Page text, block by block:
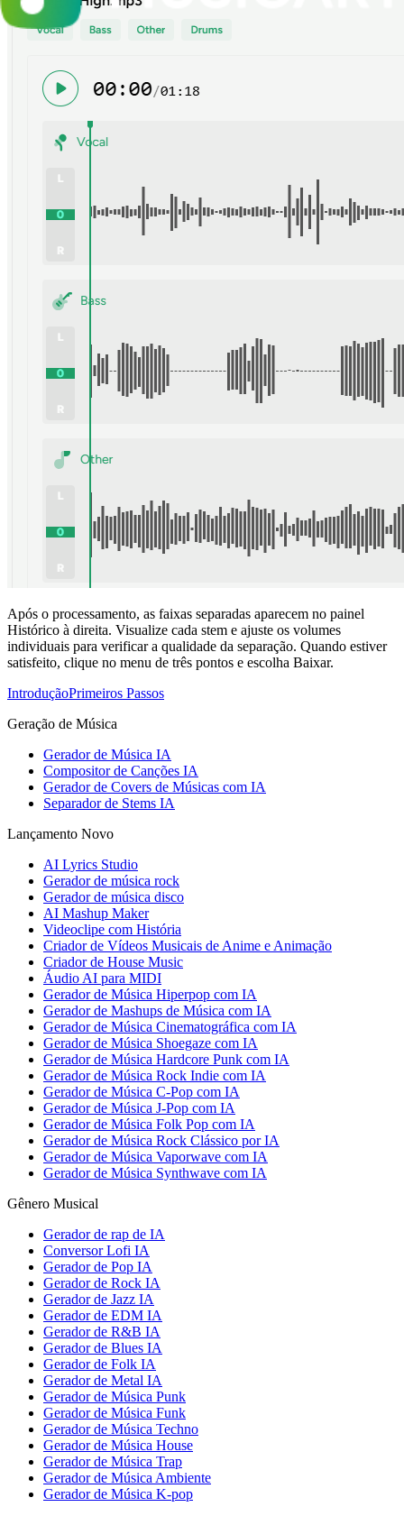
Após o processamento, as faixas separadas aparecem no painel
Histórico à direita. Visualize cada stem e ajuste os volumes
individuais para verificar a qualidade da separação. Quando estiver
satisfeito, clique no menu de três pontos e escolha Baixar.
IntroduçãoPrimeiros Passos
Geração de Música
Gerador de Música IA
Compositor de Canções IA
Gerador de Covers de Músicas com IA
Separador de Stems IA
Lançamento Novo
AI Lyrics Studio
Gerador de música rock
Gerador de música disco
AI Mashup Maker
Videoclipe com História
Criador de Vídeos Musicais de Anime e Animação
Criador de House Music
Áudio AI para MIDI
Gerador de Música Hiperpop com IA
Gerador de Mashups de Música com IA
Gerador de Música Cinematográfica com IA
Gerador de Música Shoegaze com IA
Gerador de Música Hardcore Punk com IA
Gerador de Música Rock Indie com IA
Gerador de Música C-Pop com IA
Gerador de Música J-Pop com IA
Gerador de Música Folk Pop com IA
Gerador de Música Rock Clássico por IA
Gerador de Música Vaporwave com IA
Gerador de Música Synthwave com IA
Gênero Musical
Gerador de rap de IA
Conversor Lofi IA
Gerador de Pop IA
Gerador de Rock IA
Gerador de Jazz IA
Gerador de EDM IA
Gerador de R&B IA
Gerador de Blues IA
Gerador de Folk IA
Gerador de Metal IA
Gerador de Música Punk
Gerador de Música Funk
Gerador de Música Techno
Gerador de Música House
Gerador de Música Trap
Gerador de Música Ambiente
Gerador de Música K-pop